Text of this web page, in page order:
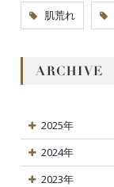
肌荒れ
2025年
2024年
2023年